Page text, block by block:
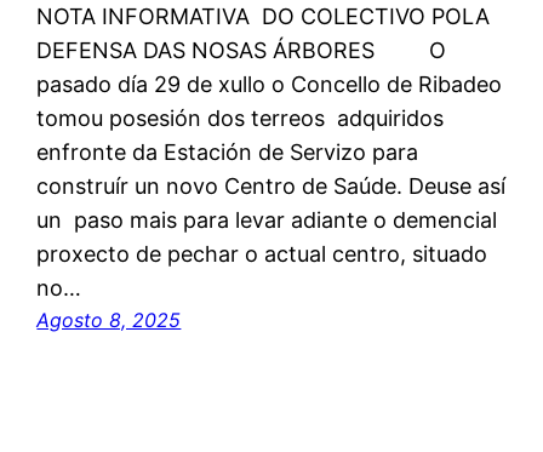
NOTA INFORMATIVA DO COLECTIVO POLA
DEFENSA DAS NOSAS ÁRBORES O
pasado día 29 de xullo o Concello de Ribadeo
tomou posesión dos terreos adquiridos
enfronte da Estación de Servizo para
construír un novo Centro de Saúde. Deuse así
un paso mais para levar adiante o demencial
proxecto de pechar o actual centro, situado
no…
Agosto 8, 2025